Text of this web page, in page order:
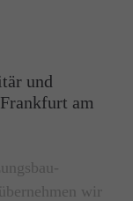
und
am
wir